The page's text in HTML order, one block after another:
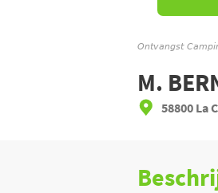
Ontvangst
M.
58800 La